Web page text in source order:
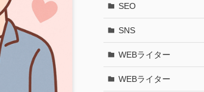
SEO
SNS
WEBライター
WEBライター